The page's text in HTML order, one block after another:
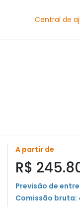
Central de
A partir de
R$
Previsão de
Comissão bruta: